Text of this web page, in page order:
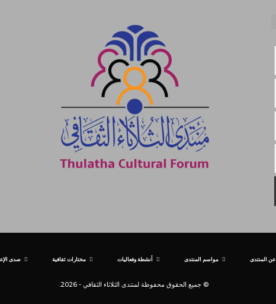
عن المنتدى مواسم المنتدى أنشطة وفعاليات مختارات ثقافية صدى
© جميع الحقوق محفوظة لمنتدى الثلاثاء الثقافي - 2026.